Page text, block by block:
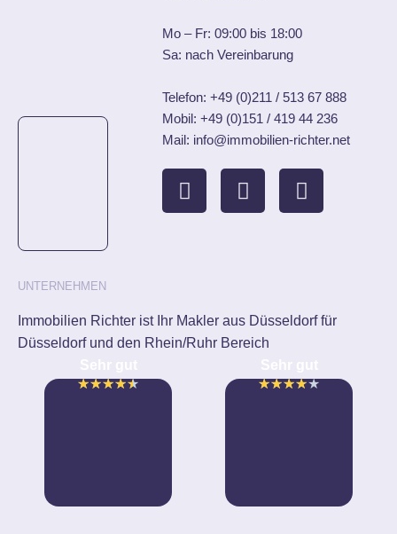
Mo – Fr: 09:00 bis 18:00
Sa: nach Vereinbarung
Telefon:+49 (0)211 / 513 67 888
Mobil:+49 (0)151 / 419 44 236
Mail: info@immobilien-richter.net
UNTERNEHMEN
Immobilien Richter ist Ihr Makler aus Düsseldorf für
Düsseldorf und den Rhein/Ruhr Bereich
★★★★★
★★★★★